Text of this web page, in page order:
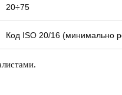
20÷75
Код ISO 20/16 (минимально